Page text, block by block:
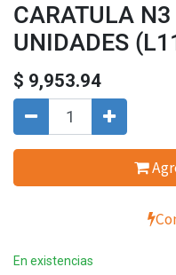
CARATULA
UNIDADES
$ 9,953.94
En existencias